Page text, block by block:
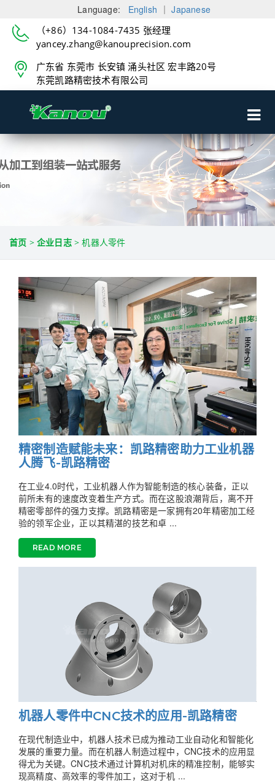
Language: English ｜Japanese
（+86）134-1084-7435 张经理
yancey.zhang@kanouprecision.com
广东省 东莞市 长安镇 涌头社区 宏丰路20号
东莞凯路精密技术有限公司
首页 >企业日志>机器人零件
精密制造赋能未来：凯路精密助力工业机器
人腾飞-凯路精密
在工业4.0时代，工业机器人作为智能制造的核心装备，正以
前所未有的速度改变着生产方式。而在这股浪潮背后，离不开
精密零部件的强力支撑。凯路精密是一家拥有20年精密加工经
验的领军企业，正以其精湛的技艺和卓 ...
READ MORE
机器人零件中CNC技术的应用-凯路精密
在现代制造业中，机器人技术已成为推动工业自动化和智能化
发展的重要力量。而在机器人制造过程中，CNC技术的应用显
得尤为关键。CNC技术通过计算机对机床的精准控制，能够实
现高精度、高效率的零件加工，这对于机 ...